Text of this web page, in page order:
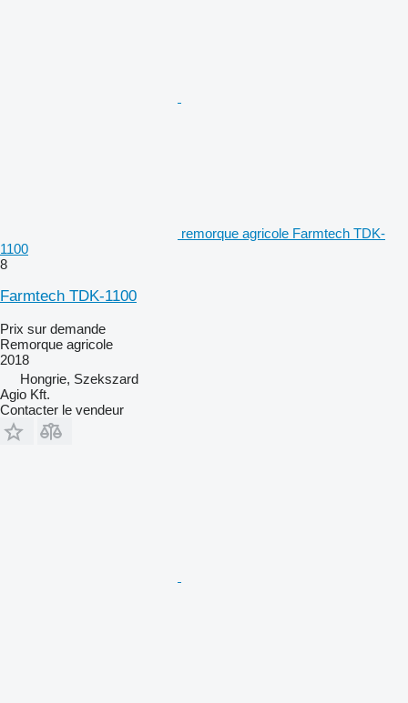
remorque agricole Farmtech TDK-
1100
8
Farmtech TDK-1100
Prix sur demande
Remorque agricole
2018
Hongrie, Szekszard
Agio Kft.
Contacter le vendeur